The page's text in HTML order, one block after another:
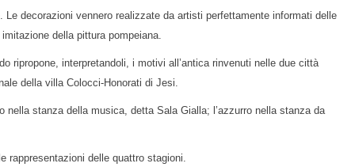
decorazioni vennero realizzate da artisti perfettamente informati delle
della pittura pompeiana.
ripropone, interpretandoli, i motivi all’antica rinvenuti nelle due città
della villa Colocci-Honorati di Jesi.
stanza della musica, detta Sala Gialla; l’azzurro nella stanza da
rappresentazioni delle quattro stagioni.